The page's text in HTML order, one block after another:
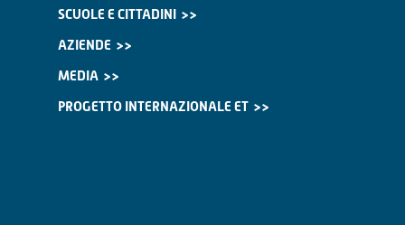
SCUOLE E CITTADINI
AZIENDE
MEDIA
PROGETTO INTERNAZIONALE ET